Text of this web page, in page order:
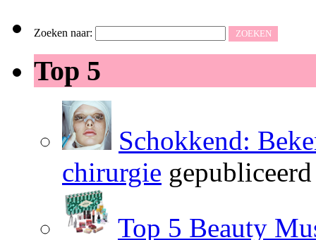
Zoeken naar:
Top 5
Schokkend:
chirurgie
Top 5 Beauty